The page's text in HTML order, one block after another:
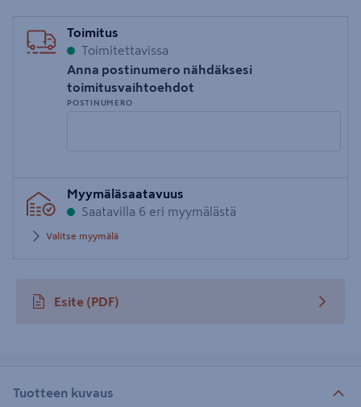
Toimitus
Toimitettavissa
Anna postinumero nähdäksesi
toimitusvaihtoehdot
POSTINUMERO
postinumero
Myymäläsaatavuus
Saatavilla 6 eri myymälästä
Valitse myymälä
Esite (PDF)
avautuu uuteen välilehteen
Tuotteen kuvaus